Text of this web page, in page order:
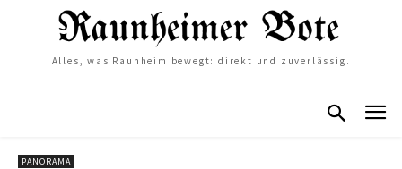
Alles, was Raunheim bewegt: direkt und zuverlässig.
PANORAMA